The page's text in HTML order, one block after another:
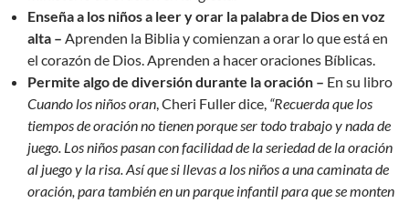
Enseña a los niños a leer y orar la palabra de Dios en voz
alta – Aprenden la Biblia y comienzan a orar lo que está en
el corazón de Dios. Aprenden a hacer oraciones Bíblicas.
Permite algo de diversión durante la oración – En su libro
Cuando los niños oran, Cheri Fuller dice, “Recuerda que los
tiempos de oración no tienen porque ser todo trabajo y nada de
juego. Los niños pasan con facilidad de la seriedad de la oración
al juego y la risa. Así que si llevas a los niños a una caminata de
oración, para también en un parque infantil para que se monten